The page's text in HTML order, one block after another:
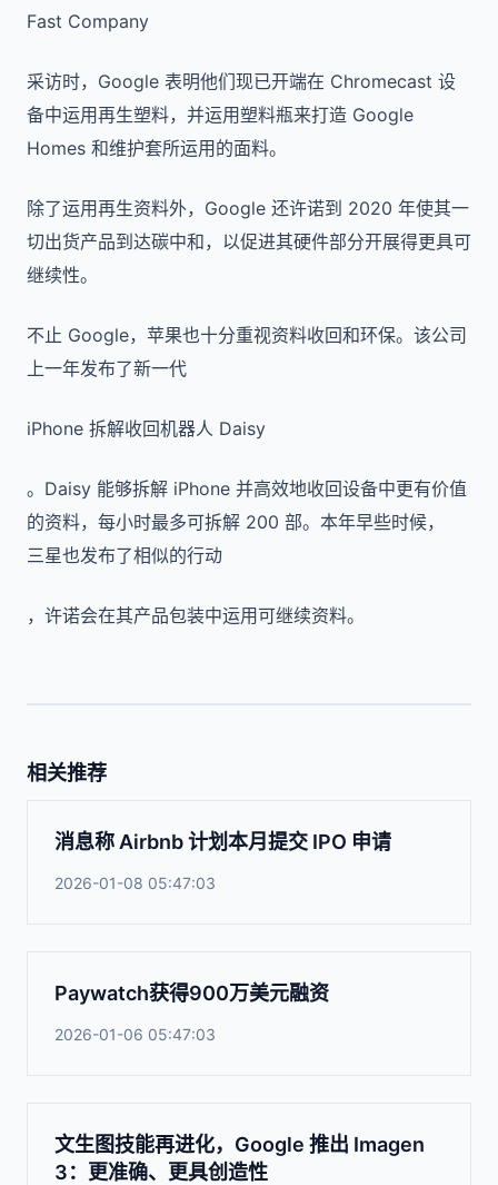
Fast Company
采访时，Google 表明他们现已开端在 Chromecast 设
备中运用再生塑料，并运用塑料瓶来打造 Google
Homes 和维护套所运用的面料。
除了运用再生资料外，Google 还许诺到 2020 年使其一
切出货产品到达碳中和，以促进其硬件部分开展得更具可
继续性。
不止 Google，苹果也十分重视资料收回和环保。该公司
上一年发布了新一代
iPhone 拆解收回机器人 Daisy
。Daisy 能够拆解 iPhone 并高效地收回设备中更有价值
的资料，每小时最多可拆解 200 部。本年早些时候，
三星也发布了相似的行动
，许诺会在其产品包装中运用可继续资料。
相关推荐
消息称 Airbnb 计划本月提交 IPO 申请
2026-01-08 05:47:03
Paywatch获得900万美元融资
2026-01-06 05:47:03
文生图技能再进化，Google 推出 Imagen
3：更准确、更具创造性